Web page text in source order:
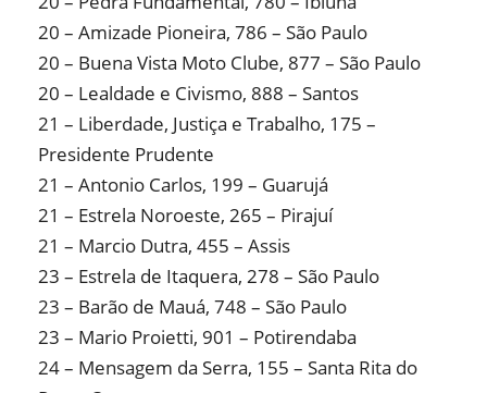
20 – Amizade Pioneira, 786 – São Paulo
20 – Buena Vista Moto Clube, 877 – São Paulo
20 – Lealdade e Civismo, 888 – Santos
21 – Liberdade, Justiça e Trabalho, 175 –
Presidente Prudente
21 – Antonio Carlos, 199 – Guarujá
21 – Estrela Noroeste, 265 – Pirajuí
21 – Marcio Dutra, 455 – Assis
23 – Estrela de Itaquera, 278 – São Paulo
23 – Barão de Mauá, 748 – São Paulo
23 – Mario Proietti, 901 – Potirendaba
24 – Mensagem da Serra, 155 – Santa Rita do